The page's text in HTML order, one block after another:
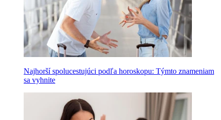
Najhorší spolucestujúci podľa horoskopu: Týmto znameniam
sa vyhnite